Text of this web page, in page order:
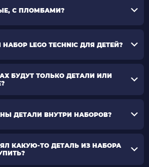
С ПЛОМБАМИ?
LEGO TECHNIC ДЛЯ ДЕТЕЙ?
БУДУТ ТОЛЬКО ДЕТАЛИ ИЛИ
ДЕТАЛИ ВНУТРИ НАБОРОВ?
КАКУЮ-ТО ДЕТАЛЬ ИЗ НАБОРА